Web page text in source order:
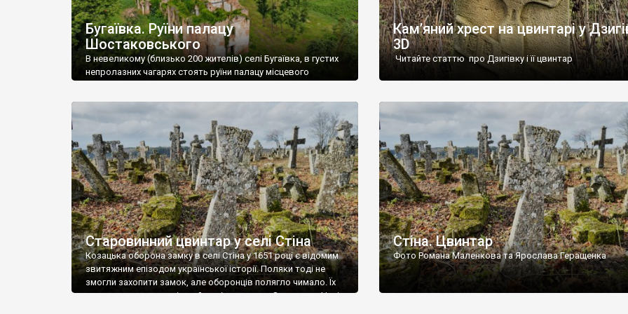
Бугаївка. Руїни палацу
Шостаковського
В невеликому (близько 200 жителів) селі Бугаївка, в густих
непролазних чагарях стоять руїни палацу місцевого
потім клуб, ще пізніше – гуртожиток. У 60-х роках минулого
століття тут розмістили туберкульозну лікарню. Коли із
палацу виїхала лікарня – ми точно не […]
Кам’яний хрест на цвинтарі у
3D
Читайте статтю про Дзигівку і її цвинтар
Старовинний цвинтар у селі Стіна
Козацька оборона замку в селі Стіна у 1651 році є відомим
звитяжним епізодом української історії. Поляки тоді не
змогли захопити замок, але оборонців полягло чимало. Їх
поховали на цвинтарі, який тоді називався Замковим. Нині
Стіна. Цвинтар
Фото Романа Маленкова та Ярослава Геращенка